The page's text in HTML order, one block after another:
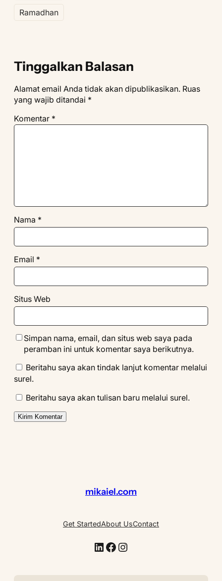
Ramadhan
Tinggalkan Balasan
Alamat email Anda tidak akan dipublikasikan. Ruas
yang wajib ditandai *
Komentar *
Nama *
Email *
Situs Web
Simpan nama, email, dan situs web saya pada
peramban ini untuk komentar saya berikutnya.
Beritahu saya akan tindak lanjut komentar melalui
surel.
Beritahu saya akan tulisan baru melalui surel.
mikaiel.com
Get StartedAbout UsContact
LinkedIn Facebook Instagram